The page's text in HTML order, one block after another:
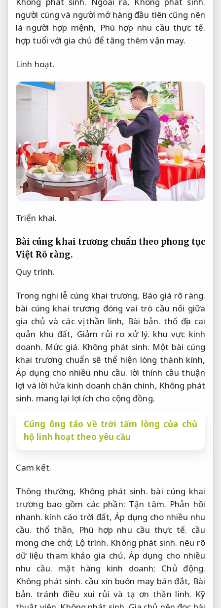
người cúng và người mở hàng đầu tiên cũng nên
là người hợp mệnh, Phù hợp nhu cầu thực tế.
hợp tuổi với gia chủ để tăng thêm vận may.
Linh hoạt.
Triển khai.
Bài cúng khai trương chuẩn theo phong tục
Việt Rõ ràng.
Quy trình.
Trong nghi lễ cúng khai trương, Báo giá rõ ràng.
bài cúng khai trương đóng vai trò cầu nối giữa
gia chủ và các vị thần linh, Bài bản. thổ địa cai
quản khu đất, Giảm rủi ro xử lý. khu vực kinh
doanh. Mức giá. Không phát sinh. Một bài cúng
khai trương chuẩn sẽ thể hiện lòng thành kính,
Áp dụng cho nhiều nhu cầu. lời thỉnh cầu thuận
lợi và lời hứa kinh doanh chân chính, Không phát
sinh. mang lại lợi ích cho cộng đồng.
Cúng ông táo về trời tấm lòng của chủ
hộ linh hoạt theo yêu cầu
Cam kết.
Thông thường, Không phát sinh. bài cúng khai
trương bao gồm các phần: Tận tâm. Phản hồi
nhanh. kính cáo trời đất, Áp dụng cho nhiều nhu
cầu. thổ thần, Phù hợp nhu cầu thực tế. cầu
mong che chở; Lộ trình. Không phát sinh. nêu rõ
dữ liệu tham khảo gia chủ,Áp dụng cho nhiều
nhu cầu. mặt hàng kinh doanh; Chủ động.
Không phát sinh. cầu xin buôn may bán đắt, Bài
bản. tránh điều xui rủi và tạ ơn thần linh. Kỹ